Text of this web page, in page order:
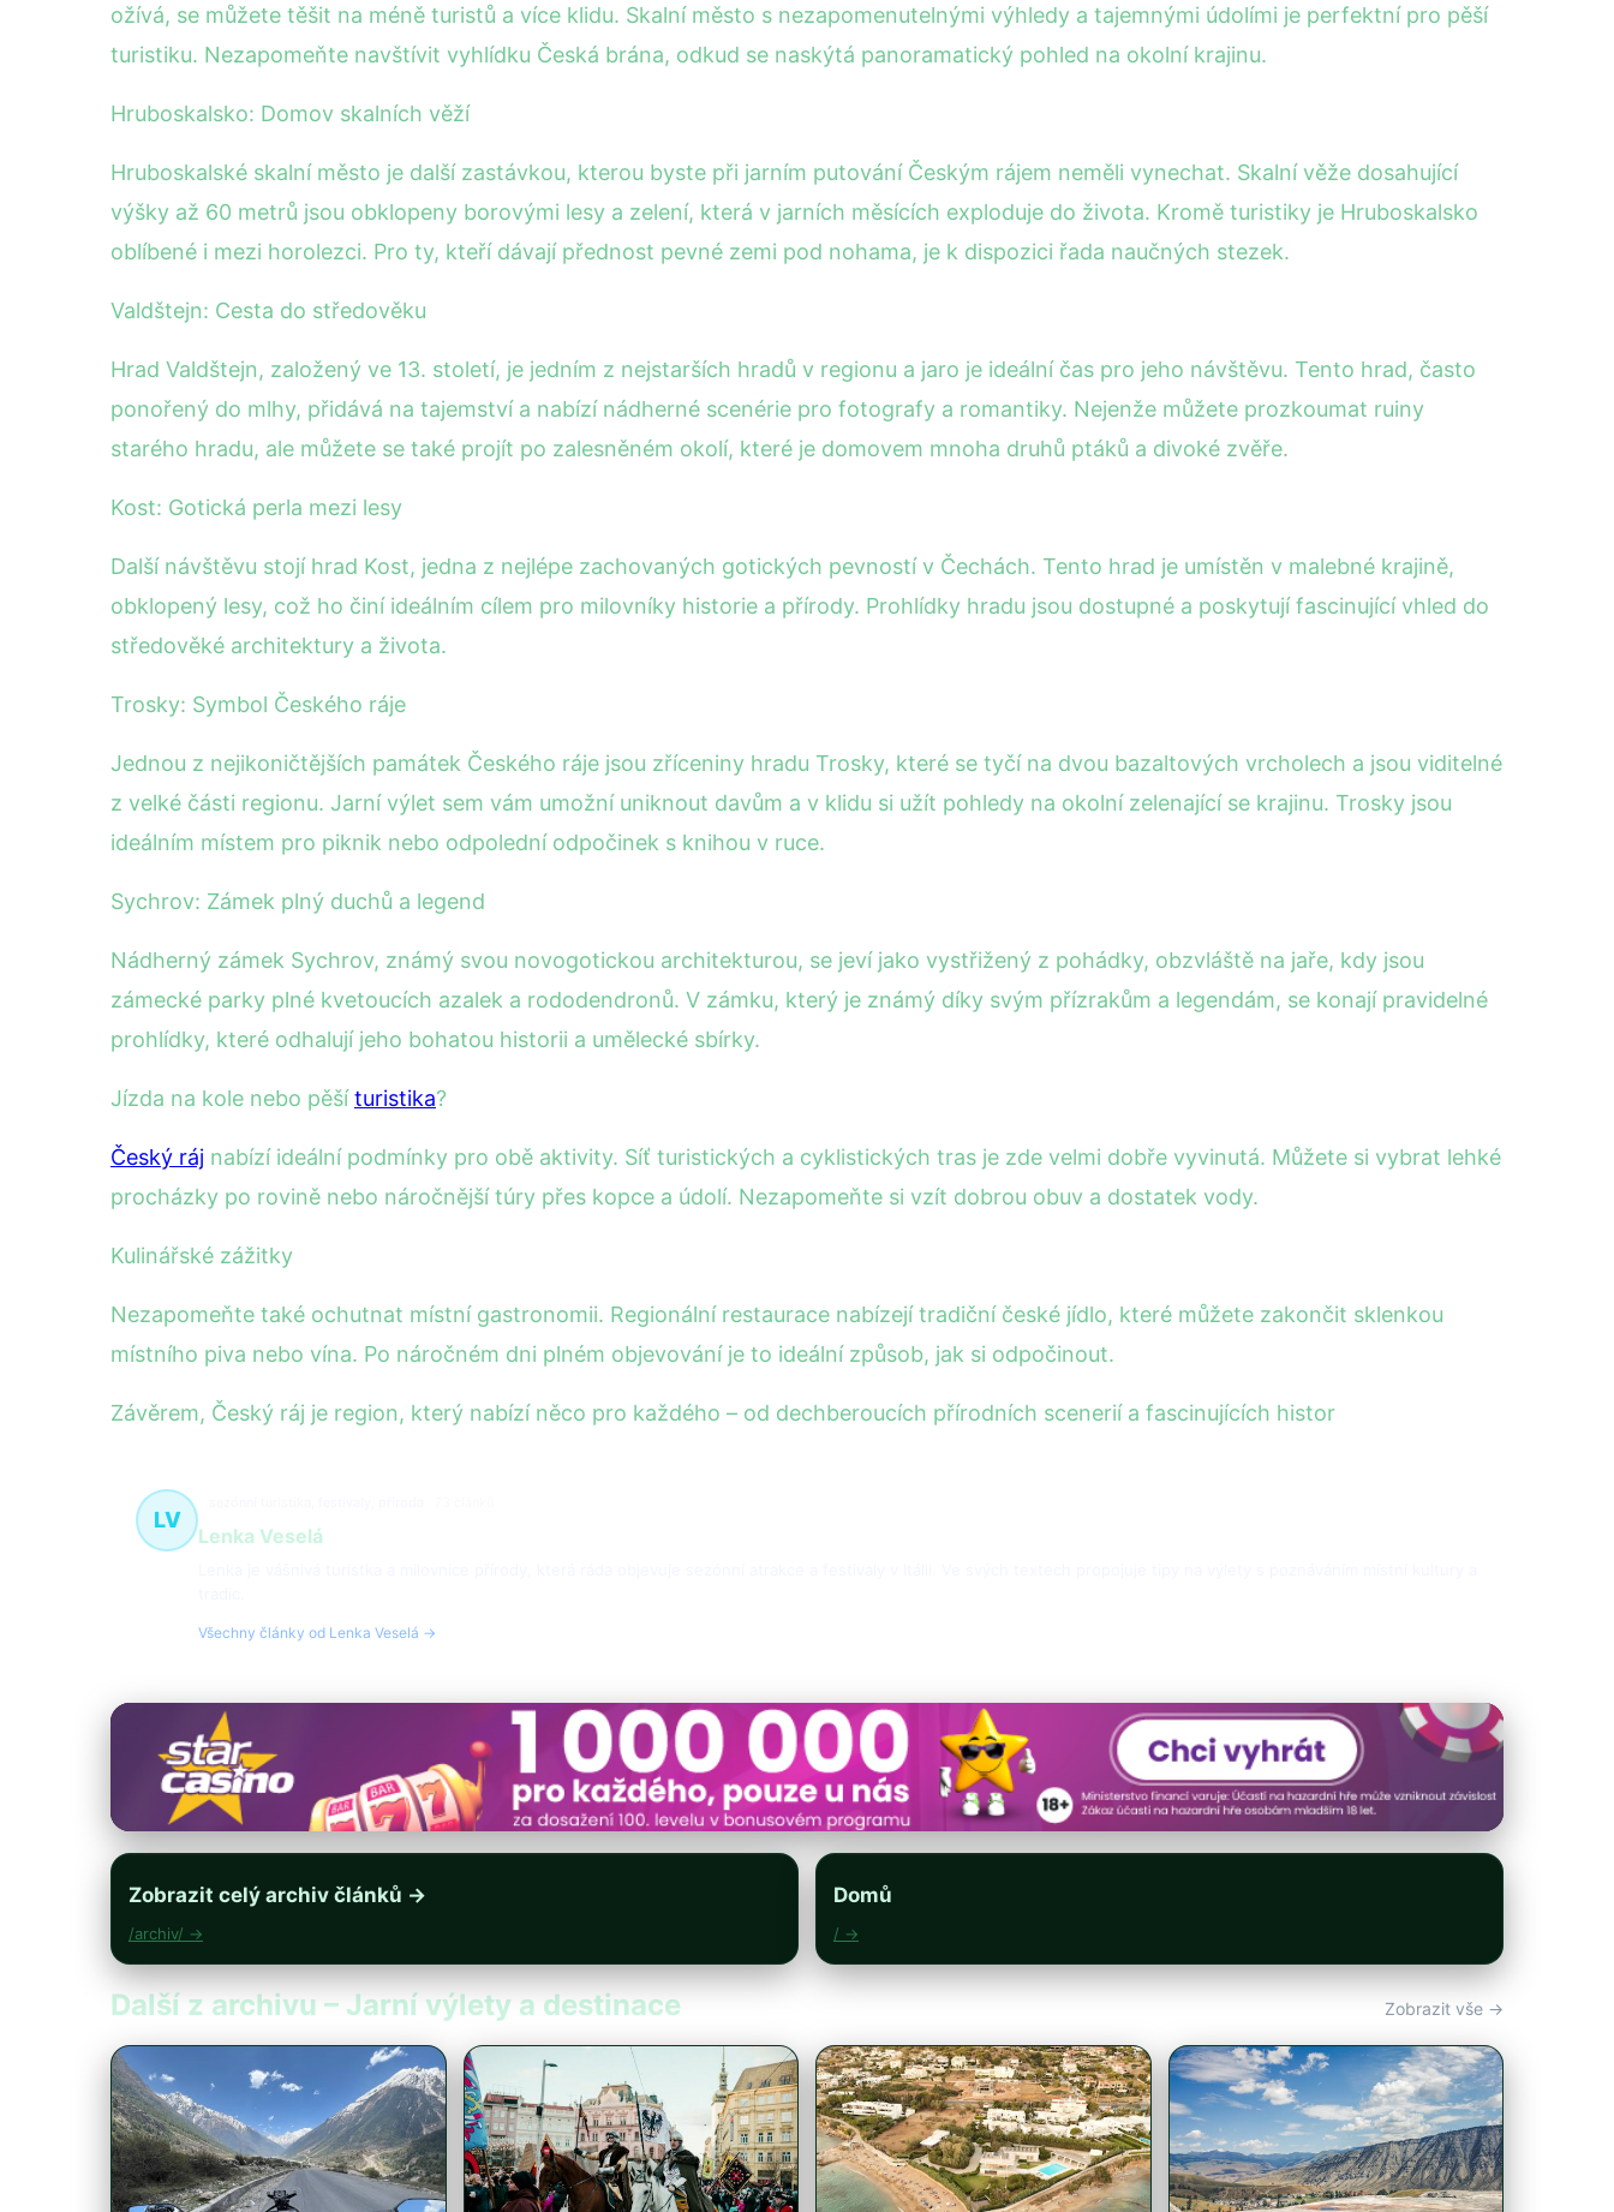
ožívá, se můžete těšit na méně turistů a více klidu. Skalní město s nezapomenutelnými výhledy a tajemnými údolími je perfektní pro pěší
turistiku. Nezapomeňte navštívit vyhlídku Česká brána, odkud se naskýtá panoramatický pohled na okolní krajinu.
Hruboskalsko: Domov skalních věží
Hruboskalské skalní město je další zastávkou, kterou byste při jarním putování Českým rájem neměli vynechat. Skalní věže dosahující
výšky až 60 metrů jsou obklopeny borovými lesy a zelení, která v jarních měsících exploduje do života. Kromě turistiky je Hruboskalsko
oblíbené i mezi horolezci. Pro ty, kteří dávají přednost pevné zemi pod nohama, je k dispozici řada naučných stezek.
Valdštejn: Cesta do středověku
Hrad Valdštejn, založený ve 13. století, je jedním z nejstarších hradů v regionu a jaro je ideální čas pro jeho návštěvu. Tento hrad, často
ponořený do mlhy, přidává na tajemství a nabízí nádherné scenérie pro fotografy a romantiky. Nejenže můžete prozkoumat ruiny
starého hradu, ale můžete se také projít po zalesněném okolí, které je domovem mnoha druhů ptáků a divoké zvěře.
Kost: Gotická perla mezi lesy
Další návštěvu stojí hrad Kost, jedna z nejlépe zachovaných gotických pevností v Čechách. Tento hrad je umístěn v malebné krajině,
obklopený lesy, což ho činí ideálním cílem pro milovníky historie a přírody. Prohlídky hradu jsou dostupné a poskytují fascinující vhled do
středověké architektury a života.
Trosky: Symbol Českého ráje
Jednou z nejikoničtějších památek Českého ráje jsou zříceniny hradu Trosky, které se tyčí na dvou bazaltových vrcholech a jsou viditelné
z velké části regionu. Jarní výlet sem vám umožní uniknout davům a v klidu si užít pohledy na okolní zelenající se krajinu. Trosky jsou
ideálním místem pro piknik nebo odpolední odpočinek s knihou v ruce.
Sychrov: Zámek plný duchů a legend
Nádherný zámek Sychrov, známý svou novogotickou architekturou, se jeví jako vystřižený z pohádky, obzvláště na jaře, kdy jsou
zámecké parky plné kvetoucích azalek a rododendronů. V zámku, který je známý díky svým přízrakům a legendám, se konají pravidelné
prohlídky, které odhalují jeho bohatou historii a umělecké sbírky.
Jízda na kole nebo pěšíturistika?
Český ráj nabízí ideální podmínky pro obě aktivity. Síť turistických a cyklistických tras je zde velmi dobře vyvinutá. Můžete si vybrat lehké
procházky po rovině nebo náročnější túry přes kopce a údolí. Nezapomeňte si vzít dobrou obuv a dostatek vody.
Kulinářské zážitky
Nezapomeňte také ochutnat místní gastronomii. Regionální restaurace nabízejí tradiční české jídlo, které můžete zakončit sklenkou
místního piva nebo vína. Po náročném dni plném objevování je to ideální způsob, jak si odpočinout.
Závěrem, Český ráj je region, který nabízí něco pro každého – od dechberoucích přírodních scenerií a fascinujících histor
LV
Lenka Veselá
Všechny články od Lenka Veselá →
Zobrazit celý archiv článků →
/archiv/ →
Domů
/ →
Další z archivu – Jarní výlety a destinace Zobrazit vše →